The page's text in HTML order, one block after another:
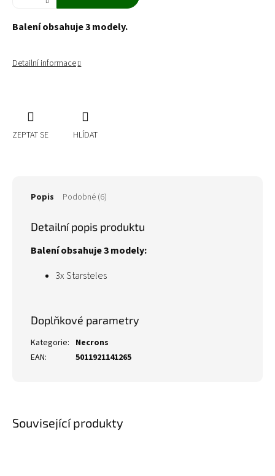
Balení obsahuje 3 modely.
Detailní informace
ZEPTAT SE HLÍDAT
Související produkty
Popis Podobné (6)
Detailní popis produktu
Balení obsahuje 3 modely:
3x Starsteles
Doplňkové parametry
Kategorie: Necrons
EAN: 5011921141265